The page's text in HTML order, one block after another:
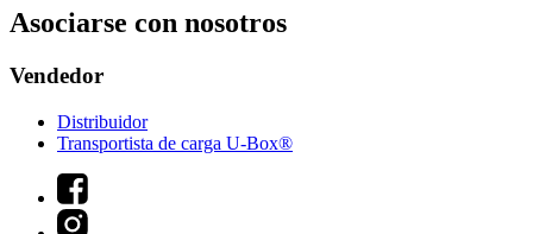
Asociarse con nosotros
Vendedor
Distribuidor
Transportista de carga U-Box®